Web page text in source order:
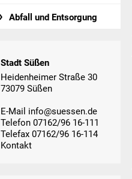
Abfall und Entsorgung
Stadt Süßen
Heidenheimer Straße 30
73079 Süßen
E-Mail info@suessen.de
Telefon 07162/96 16-111
Telefax 07162/96 16-114
Kontakt